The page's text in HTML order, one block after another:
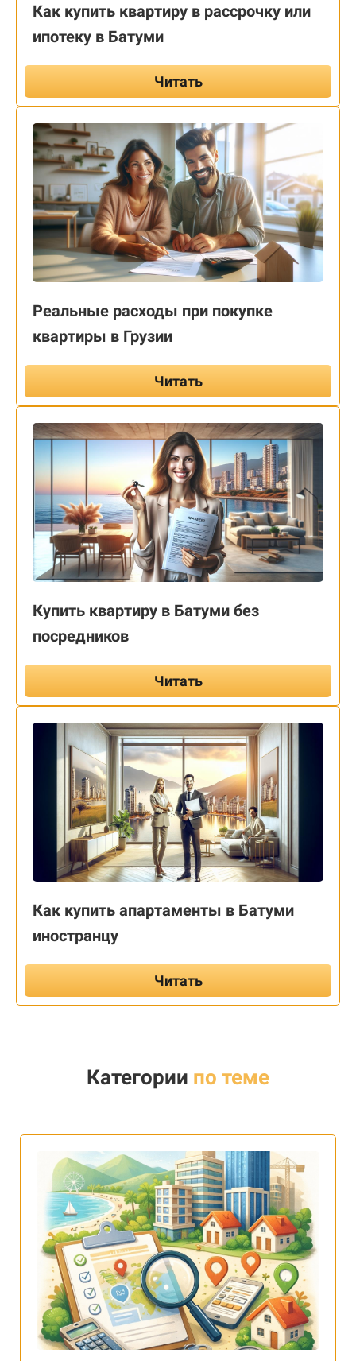
Как купить квартиру в рассрочку или
ипотеку в Батуми
Читать
Реальные расходы при покупке
квартиры в Грузии
Читать
Купить квартиру в Батуми без
посредников
Читать
Как купить апартаменты в Батуми
иностранцу
Читать
Категории по теме